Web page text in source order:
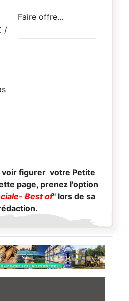
/
Faire offre...
voir figurer votre Petite
page, prenez l'option
Best of'' lors de sa